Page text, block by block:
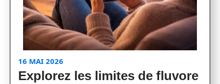
16 MAI 2026
Explorez les limites de fluvore